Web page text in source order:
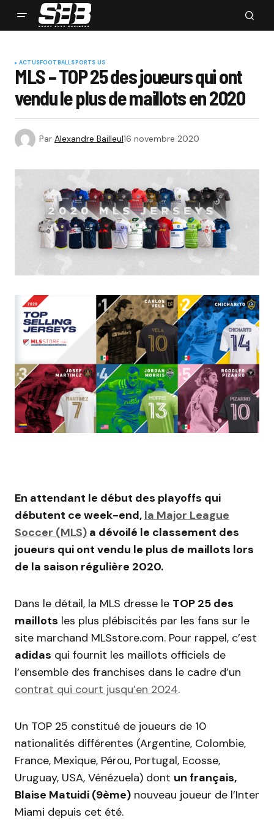
ACTUSFOOTBALLSPORTS US
MLS – TOP 25 des joueurs qui ont
vendu le plus de maillots en 2020
Par Alexandre Bailleul16 novembre 2020
En attendant le début des playoffs qui
débutent ce week-end, la Major League
Soccer (MLS) a dévoilé le classement des
joueurs qui ont vendu le plus de maillots lors
de la saison régulière 2020.
Dans le détail, la MLS dresse le TOP 25 des
maillots les plus plébiscités par les fans sur le
site marchand MLSstore.com. Pour rappel, c’est
adidas qui fournit les maillots officiels de
l’ensemble des franchises dans le cadre d’un
contrat qui court jusqu’en 2024.
Un TOP 25 constitué de joueurs de 10
nationalités différentes (Argentine, Colombie,
France, Mexique, Pérou, Portugal, Ecosse,
Uruguay, USA, Vénézuela) dont un français,
Blaise Matuidi (9ème) nouveau joueur de l’Inter
Miami depuis cet été.